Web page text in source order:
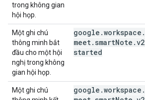
trong không gian
hội họp.
Một ghi chú
thông minh bắt
đầu cho một hội
nghị trong không
gian hội họp.
google .workspace .
meet. smartNote .v2
started
Một ghi chú
google .workspace .